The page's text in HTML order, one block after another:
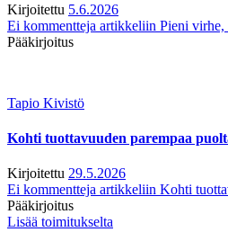
Kirjoitettu 5.6.2026
Ei kommentteja artikkeliin Pieni virhe,
Pääkirjoitus
Tapio Kivistö
Kohti tuottavuuden parempaa
Kirjoitettu 29.5.2026
Ei kommentteja artikkeliin Kohti
Pääkirjoitus
Lisää toimitukselta